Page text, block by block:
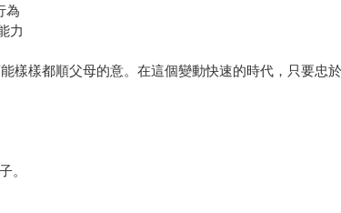
為
力
樣樣都順父母的意。在這個變動快速的時代，只要忠
。